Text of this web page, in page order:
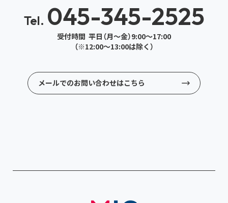
Tel. 045-345-2525
受付時間 平日（月～金）9:00～17:00
（※12:00～13:00は除く）
メールでのお問い合わせはこちら